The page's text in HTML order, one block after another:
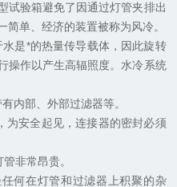
试验箱避免了因通过灯管夹排出
单、经济的装置被称为风冷。
是*的热量传导载体，因此旋转
操作以产生高辐照度。水冷系统
内部、外部过滤器等。
为安全起见，连接器的密封必须
非常昂贵。
何在灯管和过滤器上积聚的杂